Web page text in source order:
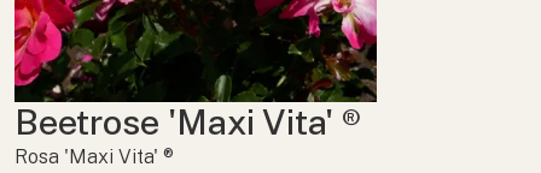
Beetrose 'Maxi Vita' ®
Rosa 'Maxi Vita' ®